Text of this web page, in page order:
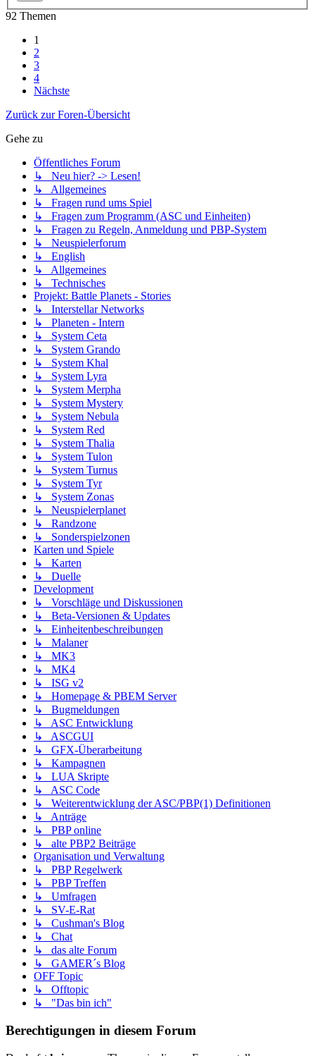
92 Themen
1
2
3
4
Nächste
Zurück zur Foren-Übersicht
Gehe zu
Öffentliches Forum
↳ Neu hier? -> Lesen!
↳ Allgemeines
↳ Fragen rund ums Spiel
↳ Fragen zum Programm (ASC und Einheiten)
↳ Fragen zu Regeln, Anmeldung und PBP-System
↳ Neuspielerforum
↳ English
↳ Allgemeines
↳ Technisches
Projekt: Battle Planets - Stories
↳ Interstellar Networks
↳ Planeten - Intern
↳ System Ceta
↳ System Grando
↳ System Khal
↳ System Lyra
↳ System Merpha
↳ System Mystery
↳ System Nebula
↳ System Red
↳ System Thalia
↳ System Tulon
↳ System Turnus
↳ System Tyr
↳ System Zonas
↳ Neuspielerplanet
↳ Randzone
↳ Sonderspielzonen
Karten und Spiele
↳ Karten
↳ Duelle
Development
↳ Vorschläge und Diskussionen
↳ Beta-Versionen & Updates
↳ Einheitenbeschreibungen
↳ Malaner
↳ MK3
↳ MK4
↳ ISG v2
↳ Homepage & PBEM Server
↳ Bugmeldungen
↳ ASC Entwicklung
↳ ASCGUI
↳ GFX-Überarbeitung
↳ Kampagnen
↳ LUA Skripte
↳ ASC Code
↳ Weiterentwicklung der ASC/PBP(1) Definitionen
↳ Anträge
↳ PBP online
↳ alte PBP2 Beiträge
Organisation und Verwaltung
↳ PBP Regelwerk
↳ PBP Treffen
↳ Umfragen
↳ SV-E-Rat
↳ Cushman's Blog
↳ Chat
↳ das alte Forum
↳ GAMER´s Blog
OFF Topic
↳ Offtopic
↳ "Das bin ich"
Berechtigungen in diesem Forum